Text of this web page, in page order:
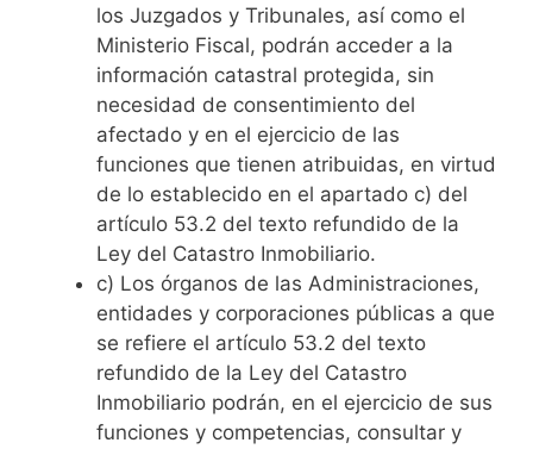
los Juzgados y Tribunales, así como el
Ministerio Fiscal, podrán acceder a la
información catastral protegida, sin
necesidad de consentimiento del
afectado y en el ejercicio de las
funciones que tienen atribuidas, en virtud
de lo establecido en el apartado c) del
artículo 53.2 del texto refundido de la
Ley del Catastro Inmobiliario.
c) Los órganos de las Administraciones,
entidades y corporaciones públicas a que
se refiere el artículo 53.2 del texto
refundido de la Ley del Catastro
Inmobiliario podrán, en el ejercicio de sus
funciones y competencias, consultar y